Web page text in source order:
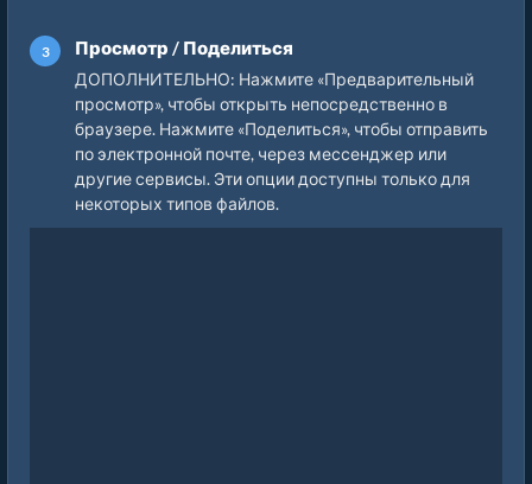
Просмотр / Поделиться
ДОПОЛНИТЕЛЬНО: Нажмите «Предварительный
просмотр», чтобы открыть непосредственно в
браузере. Нажмите «Поделиться», чтобы отправить
по электронной почте, через мессенджер или
другие сервисы. Эти опции доступны только для
некоторых типов файлов.